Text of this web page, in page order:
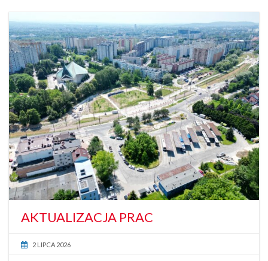
AKTUALIZACJA PRAC
2 LIPCA 2026